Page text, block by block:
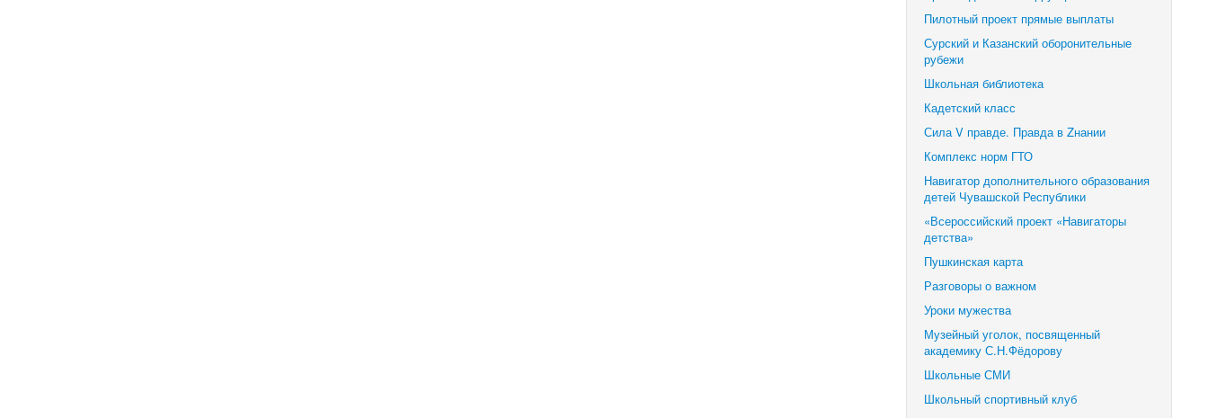
Пилотный проект прямые выплаты
Сурский и Казанский оборонительные
рубежи
Школьная библиотека
Кадетский класс
Сила V правде. Правда в Zнании
Комплекс норм ГТО
Навигатор дополнительного образования
детей Чувашской Республики
«Всероссийский проект «Навигаторы
детства»
Пушкинская карта
Разговоры о важном
Уроки мужества
Музейный уголок, посвященный
академику С.Н.Фёдорову
Школьные СМИ
Школьный спортивный клуб